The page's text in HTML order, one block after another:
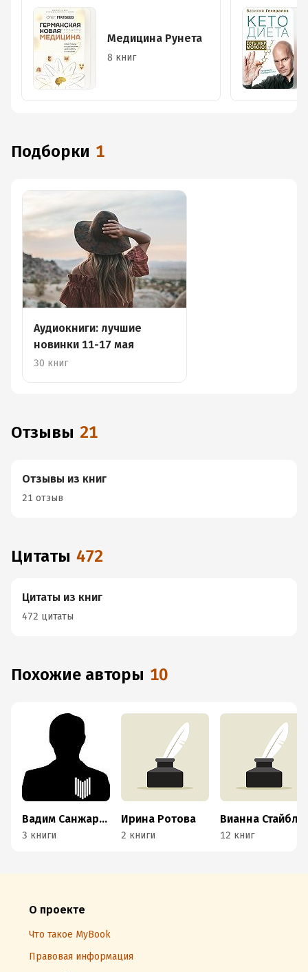
Медицина Рунета
8 книг
Подборки 1
Аудиокниги: лучшие
новинки 11-17 мая
30 книг
Отзывы 21
Отзывы из книг
21 отзыв
Цитаты 472
Цитаты из книг
472 цитаты
Похожие авторы 10
Вадим Санжаров
3 книги
Ирина Ротова
2 книги
Вианна Стайбл
12 книг
О проекте
Что такое MyBook
Правовая информация